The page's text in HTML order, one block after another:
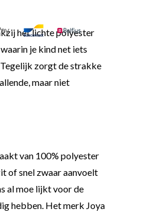
het lichte polyester
je kind net iets
zorgt de strakke
maar niet
van 100% polyester
of snel zwaar aanvoelt
al moe lijkt voor de
hebben. Het merk Joya